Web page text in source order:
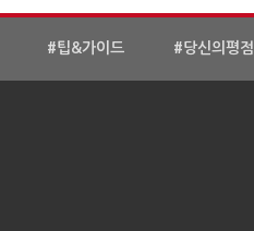
#팁&가이드 #당신의평점